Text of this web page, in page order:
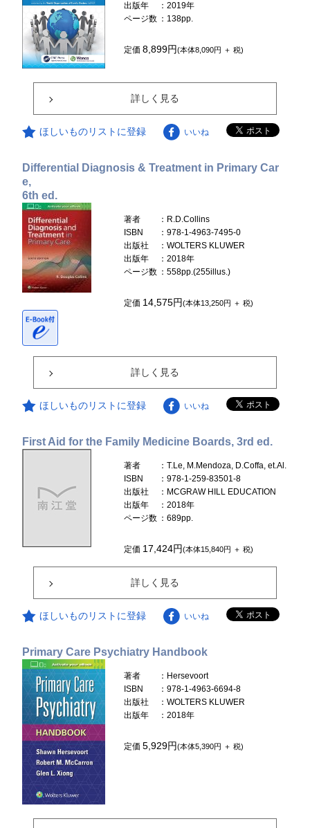
出版年
：2019年
ページ数 ：138pp.
定価8,899円(本体8,090円 ＋ 税)
詳しく見る
ほしいものリストに登録 いいね
Differential Diagnosis & Treatment in Primary Car
e,
6th ed.
著者
：R.D.Collins
ISBN
：978-1-4963-7495-0
出版社
：WOLTERS KLUWER
出版年
：2018年
ページ数 ：558pp.(255illus.)
定価 14,575円(本体13,250円 ＋ 税)
詳しく見る
ほしいものリストに登録 いいね
First Aid for the Family Medicine Boards, 3rd ed.
著者
：T.Le, M.Mendoza, D.Coffa, et.Al.
ISBN
：978-1-259-83501-8
出版社
：MCGRAW HILL EDUCATION
出版年
：2018年
ページ数 ：689pp.
定価 17,424円(本体15,840円 ＋ 税)
詳しく見る
ほしいものリストに登録 いいね
Primary Care Psychiatry Handbook
著者
：Hersevoort
ISBN
：978-1-4963-6694-8
出版社
：WOLTERS KLUWER
出版年
：2018年
定価5,929円(本体5,390円 ＋ 税)